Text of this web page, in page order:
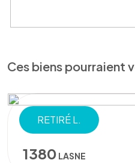
Ces biens pourraient
RETIRÉ L.
VILLA
1380 LASNE